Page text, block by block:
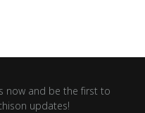
now and be the first to
updates!